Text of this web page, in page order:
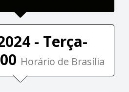
- Terça-
Horário de Brasília